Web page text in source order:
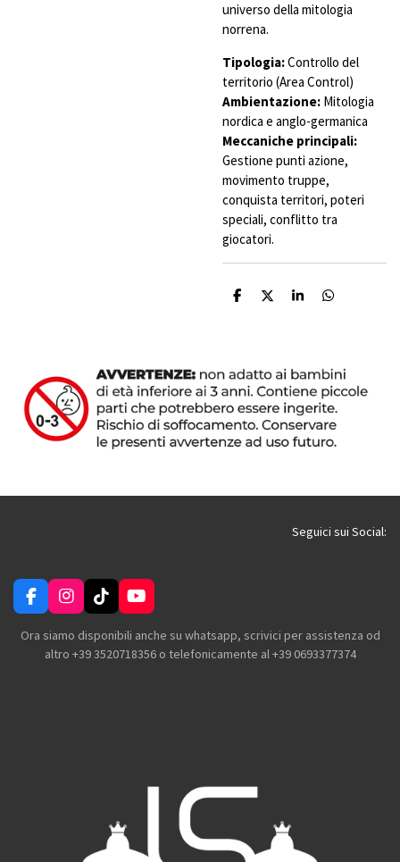
universo della mitologia
norrena.
Tipologia:Controllo del
territorio (Area Control)
Ambientazione: Mitologia
nordica e anglo-germanica
Meccaniche principali:
Gestione punti azione,
movimento truppe,
conquista territori, poteri
speciali, conflitto tra
giocatori.
C
i
d
i
C
i
d
i
C
i
d
i
C
v
i
d
i
Seguici sui Social:
F
a
c
I
n
s
t
T
i
k
T
Y
o
u
T
Ora siamo disponibili anche su whatsapp, scrivici per assistenza od
altro +39 3520718356 o telefonicamente al +39 0693377374